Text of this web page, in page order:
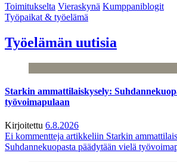
Toimitukselta Vieraskynä Kumppaniblogit
Työpaikat & työelämä
Työelämän uutisia
Starkin ammattilaiskysely:
työvoimapulaan
Kirjoitettu 6.8.2026
Ei kommentteja artikkeliin Starkin
Suhdannekuopasta päädytään vielä